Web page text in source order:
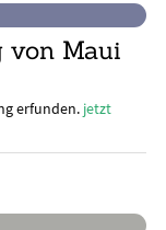
von Maui
erfunden. jetzt